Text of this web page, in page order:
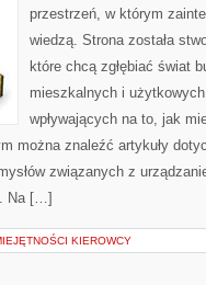
przestrzeń, w którym
wiedzą. Strona została
które chcą zgłębiać świat
mieszkalnych i
wpływających na to, jak
można znaleźć artykuły
związanych z
Na […]
KIEROWCY